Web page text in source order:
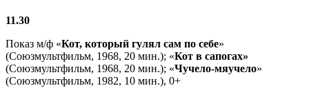
11.30
Показ м/ф «Кот, который гулял сам по себе»
(Союзмультфильм, 1968, 20 мин.); «Кот в сапогах»
(Союзмультфильм, 1968, 20 мин.); «Чучело-мяучело»
(Союзмультфильм, 1982, 10 мин.), 0+